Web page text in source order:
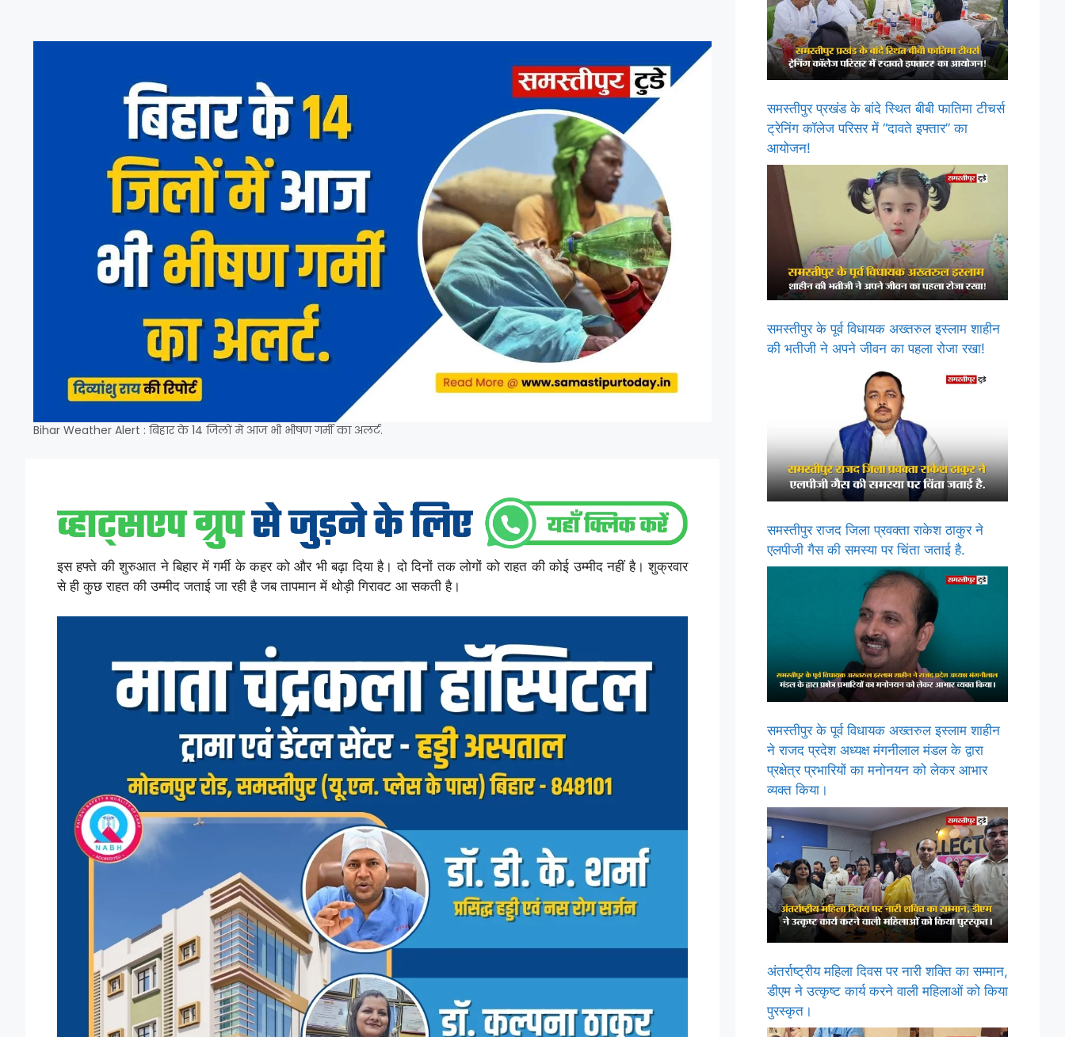
Bihar Weather Alert : बिहार के 14 जिलों में आज भी भीषण गर्मी का अलर्ट.
इस हफ्ते की शुरुआत ने बिहार में गर्मी के कहर को और भी बढ़ा दिया है। दो दिनों तक लोगों को राहत की कोई उम्मीद नहीं है। शुक्रवार
से ही कुछ राहत की उम्मीद जताई जा रही है जब तापमान में थोड़ी गिरावट आ सकती है।
समस्तीपुर प्रखंड के बांदे स्थित बीबी फातिमा टीचर्स
ट्रेनिंग कॉलेज परिसर में “दावते इफ्तार” का
आयोजन!
समस्तीपुर के पूर्व विधायक अख्तरुल इस्लाम शाहीन
की भतीजी ने अपने जीवन का पहला रोजा रखा!
समस्तीपुर राजद जिला प्रवक्ता राकेश ठाकुर ने
एलपीजी गैस की समस्या पर चिंता जताई है.
समस्तीपुर के पूर्व विधायक अख्तरुल इस्लाम शाहीन
ने राजद प्रदेश अध्यक्ष मंगनीलाल मंडल के द्वारा
प्रक्षेत्र प्रभारियों का मनोनयन को लेकर आभार
व्यक्त किया।
अंतर्राष्ट्रीय महिला दिवस पर नारी शक्ति का सम्मान,
डीएम ने उत्कृष्ट कार्य करने वाली महिलाओं को किया
पुरस्कृत।